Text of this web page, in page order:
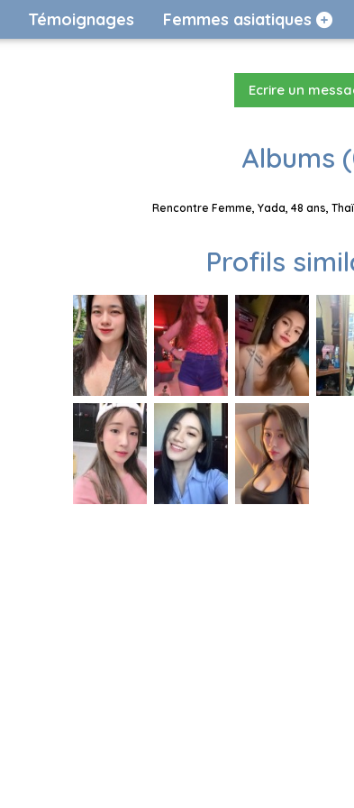
Témoignages Femmes asiatiques
Ecrire un
Albums
Rencontre Femme, Yada, 48 ans,
Profils